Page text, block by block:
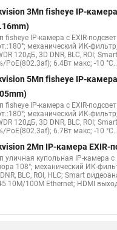
3Мп fisheye IP-камера
fisheye IP-камера c EXIR-
механический ИК-
120дБ, 3D DNR, BLC, ROI;
PoE(802.3af); 6.4Вт макс; -10
5Мп fisheye IP-камера
fisheye IP-камера c EXIR-
механический ИК-
120дБ, 3D DNR, BLC, ROI;
PoE(802.3af); 6.7Вт макс; -10
2Мп IP-камера EXIR-
уличная купольная IP-камера с
108°; механический ИК-
BLC, ROI, HLC; Smart
10M/100M Ethernet; HDMI